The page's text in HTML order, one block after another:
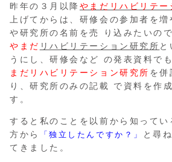
昨年の３月以降やまだリハビリテー
上げてからは、研修会の参加者を
や研究所の名前を売 り込みたいの
やまだ リハビリテーション研究所 と
うにし、研修会など の発表資料で
まだリハビリテーション研究所 を併
り、研究所のみの記載 で資料を作
す。
すると私のことを以前から知ってい
方から
「独立したんですか？」
と尋
てきました。